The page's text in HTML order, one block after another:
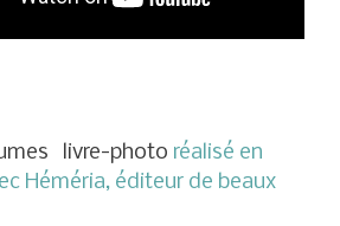
livre-photo réalisé en
Héméria, éditeur de beaux